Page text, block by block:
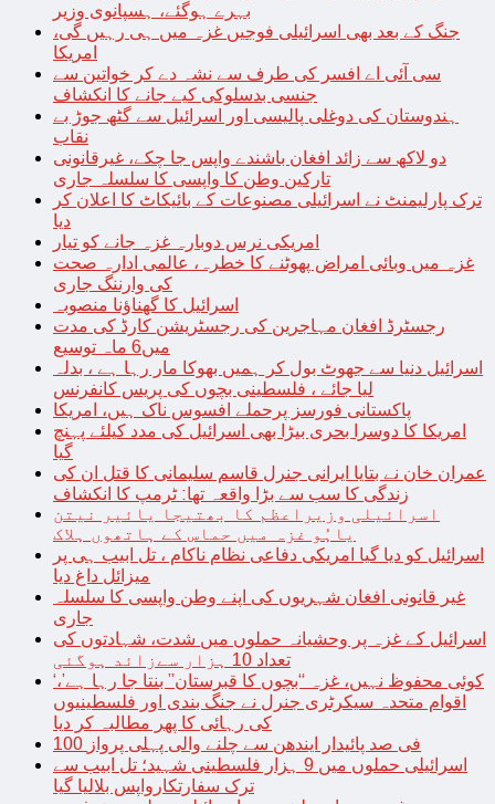
بہرے ہوگئے، ہسپانوی وزیر
جنگ کے بعد بھی اسرائیلی فوجیں غزہ میں ہی رہیں گی،
امریکا
سی آئی اے افسر کی طرف سے نشہ دے کر خواتین سے
جنسی بدسلوکی کیے جانے کا انکشاف
ہندوستان کی دوغلی پالیسی اور اسرائیل سے گٹھ جوڑ بے
نقاب
دو لاکھ سے زائد افغان باشندے واپس جا چکے، غیرقانونی
تارکین وطن کا واپسی کا سلسلہ جاری
ترک پارلیمنٹ نے اسرائیلی مصنوعات کے بائیکاٹ کا اعلان کر
دیا
امریکی نرس دوبارہ غزہ جانے کو تیار
غزہ میں وبائی امراض پھوٹنے کا خطرہ، عالمی ادارہ صحت
کی وارننگ جاری
اسرائیل کا گھناؤنا منصوبہ
رجسٹرڈ افغان مہاجرین کی رجسٹریشن کارڈ کی مدت
میں6 ماہ توسیع
اسرائیل دنیا سے جھوٹ بول کر ہمیں بھوکا مار رہا ہے ، بدلہ
لیا جائے ، فلسطینی بچوں کی پریس کانفرنس
پاکستانی فورسز پرحملے افسوس ناک ہیں، امریکا
امریکا کا دوسرا بحری بیڑا بھی اسرائیل کی مدد کیلئے پہنچ
گیا
عمران خان نے بتایا ایرانی جنرل قاسم سلیمانی کا قتل ان کی
زندگی کا سب سے بڑا واقعہ تھا: ٹرمپ کا انکشاف
اسرائیلی وزیراعظم کا بھتیجا یائیر نیتن
یاہُو غزہ میں حماس کے ہاتھوں ہلاک
اسرائیل کو دیا گیا امریکی دفاعی نظام ناکام ، تل ابیب ہی پر
میزائل داغ دیا
غیر قانونی افغان شہریوں کی اپنے وطن واپسی کا سلسلہ
جاری
اسرائیل کے غزہ پر وحشیانہ حملوں میں شدت، شہادتوں کی
تعداد 10 ہزار سےزائد ہوگئی
‘کوئی محفوظ نہیں، غزہ “بچوں کا قبرستان” بنتا جا رہا ہے’،
اقوام متحدہ سیکرٹری جنرل نے جنگ بندی اور فلسطینیوں
کی رہائی کا پھر مطالبہ کر دیا
100 فی صد پائیدار ایندھن سے چلنے والی پہلی پرواز
اسرائیلی حملوں میں 9 ہزار فلسطینی شہید؛ تل ابیب سے
ترک سفارتکارواپس بلالیا گیا